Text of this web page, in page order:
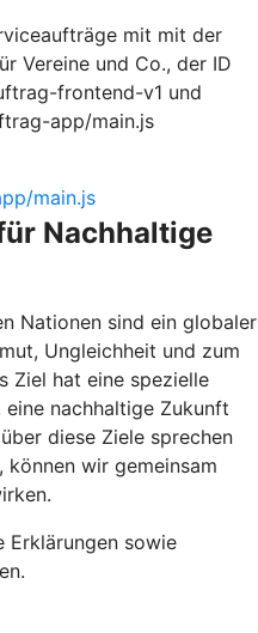
mit mit der
Vereine und Co., der ID
frontend-v1 und
app/main.js
main.js
Nachhaltige
Nationen sind ein globaler
Ungleichheit und zum
Ziel hat eine spezielle
nachhaltige Zukunft
diese Ziele sprechen
können wir gemeinsam
Erklärungen sowie